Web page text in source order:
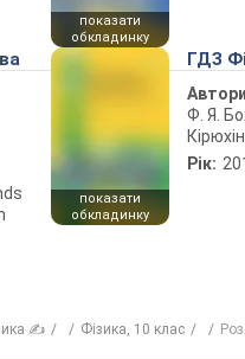
показати
обкладинку
показати
обкладинку
ГДЗ
Ф. Я.
Рік:
✍ Фiзика, 10 клас